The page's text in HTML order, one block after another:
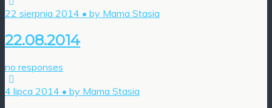
22 sierpnia 2014 • by Mama Stasia
22.08.2014
no responses
4 lipca 2014 • by Mama Stasia